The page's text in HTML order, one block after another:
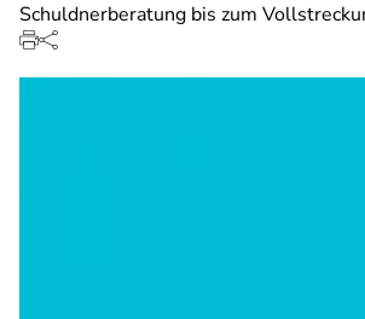
Schuldnerberatung bis zum